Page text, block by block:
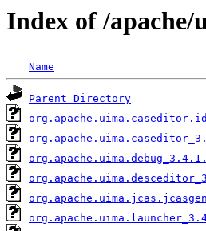
Index of /
Name
Parent Directory